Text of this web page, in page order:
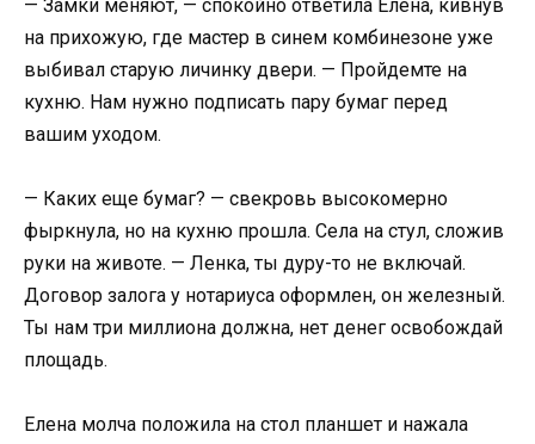
— Замки меняют, — спокойно ответила Елена, кивнув
на прихожую, где мастер в синем комбинезоне уже
выбивал старую личинку двери. — Пройдемте на
кухню. Нам нужно подписать пару бумаг перед
вашим уходом.
— Каких еще бумаг? — свекровь высокомерно
фыркнула, но на кухню прошла. Села на стул, сложив
руки на животе. — Ленка, ты дуру-то не включай.
Договор залога у нотариуса оформлен, он железный.
Ты нам три миллиона должна, нет денег освобождай
площадь.
Елена молча положила на стол планшет и нажала